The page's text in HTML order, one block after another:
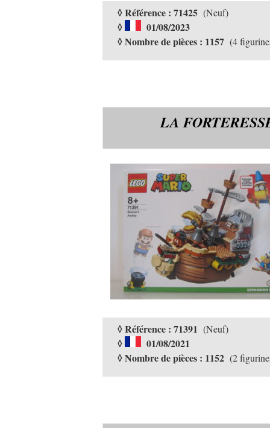
◊ Référence : 71425 (Neuf)
◊
01/08/2023
◊ Nombre de pièces : 1157 (4
LA
◊ Référence : 71391 (Neuf)
◊
01/08/2021
◊ Nombre de pièces : 1152 (2